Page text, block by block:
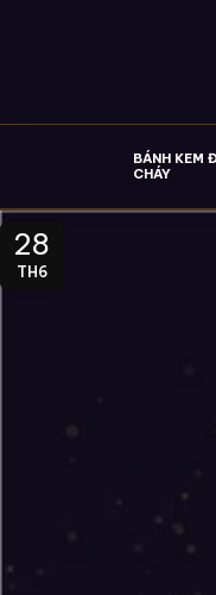
BÁNH KEM
CHÁY
28
TH6